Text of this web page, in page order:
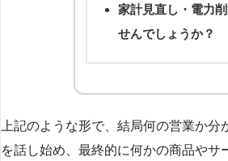
家計見直し・電力
せんでしょうか？
上記のような形で、結局何の営業か
を話し始め、最終的に何かの商品やサ